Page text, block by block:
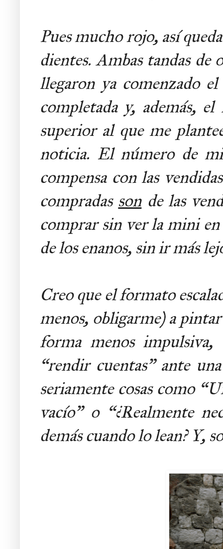
Pues mucho rojo, así
dientes. Ambas tandas
llegaron ya comenzado
completada y, además,
superior al que me
noticia. El número de
compensa con las
compradas sonde las
comprar sin ver la mini en
de los enanos, sin ir más
Creo que el formato
menos, obligarme) a
forma menos
“rendir cuentas” ante
seriamente cosas como
vacío” o “¿Realmente
demás cuando lo lean? Y,